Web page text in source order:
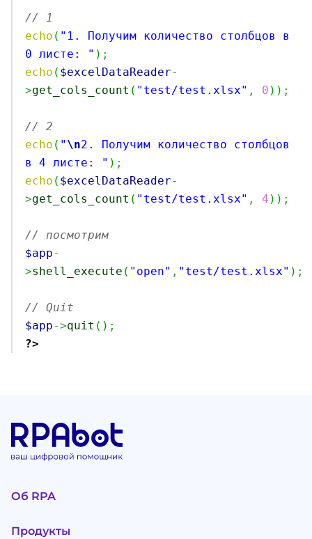
// 1
echo ( "1. Получим количество столбцов в
0 листе: " ) ;
echo ( $excelDataReader-
>get_cols_count ( "test/test.xlsx" , 0 ) ) ;
// 2
echo ( " \n2. Получим количество столбцов
в 4 листе: " ) ;
echo ( $excelDataReader-
>get_cols_count ( "test/test.xlsx" , 4 ) ) ;
// посмотрим
$app-
>shell_execute ( "open" , "test/test.xlsx" ) ;
// Quit
$app->quit ( ) ;
?>
Об RPA
Продукты